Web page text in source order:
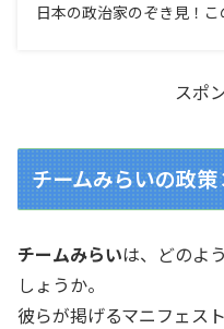
り組みま
日本の政治家のぞき見！
スポ
チームみらいの政
チームみらいは、どのよ
しょうか。
彼らが掲げるマニフェス